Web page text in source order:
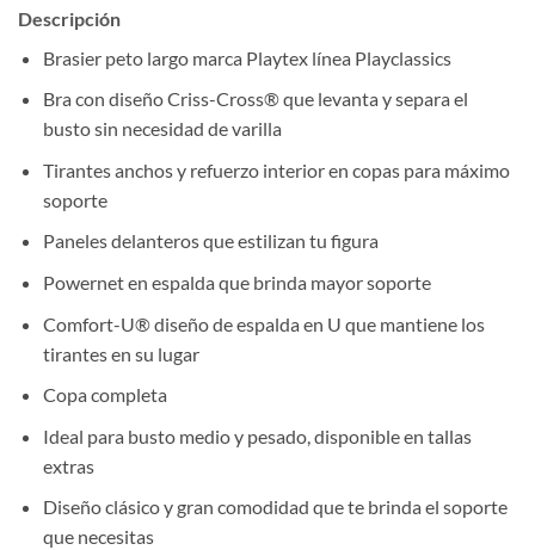
Descripción
Brasier peto largo marca Playtex línea Playclassics
Bra con diseño Criss-Cross® que levanta y separa el
busto sin necesidad de varilla
Tirantes anchos y refuerzo interior en copas para máximo
soporte
Paneles delanteros que estilizan tu figura
Powernet en espalda que brinda mayor soporte
Comfort-U® diseño de espalda en U que mantiene los
tirantes en su lugar
Copa completa
Ideal para busto medio y pesado, disponible en tallas
extras
Diseño clásico y gran comodidad que te brinda el soporte
que necesitas